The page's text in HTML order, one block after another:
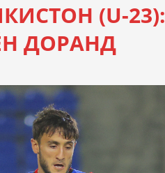
(U-23):
ДОРАНД